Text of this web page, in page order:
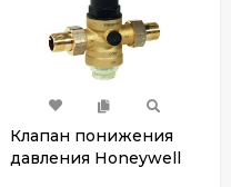
Клапан понижения
давления Honeywell